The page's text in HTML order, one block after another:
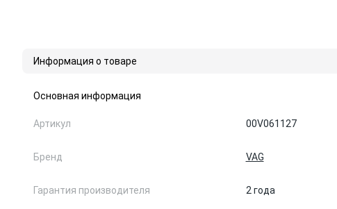
Информация о товаре
Основная информация
Артикул 00V061127
Бренд VAG
Гарантия производителя 2 года